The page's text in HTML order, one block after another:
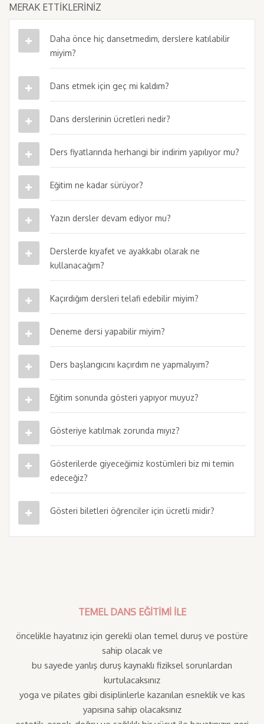
MERAK ETTİKLERİNİZ
Daha önce hiç dansetmedim, derslere katılabilir
miyim?
Dans etmek için geç mi kaldım?
Dans derslerinin ücretleri nedir?
Ders fiyatlarında herhangi bir indirim yapılıyor mu?
Eğitim ne kadar sürüyor?
Yazın dersler devam ediyor mu?
Derslerde kıyafet ve ayakkabı olarak ne
kullanacağım?
Kaçırdığım dersleri telafi edebilir miyim?
Deneme dersi yapabilir miyim?
Ders başlangıcını kaçırdım ne yapmalıyım?
Eğitim sonunda gösteri yapıyor muyuz?
Gösteriye katılmak zorunda mıyız?
Gösterilerde giyeceğimiz kostümleri biz mi temin
edeceğiz?
Gösteri biletleri öğrenciler için ücretli midir?
TEMEL DANS EĞİTİMİ İLE
öncelikle hayatınız için gerekli olan temel duruş ve postüre
sahip olacak ve
bu sayede yanlış duruş kaynaklı fiziksel sorunlardan
kurtulacaksınız
yoga ve pilates gibi disiplinlerle kazanılan esneklik ve kas
yapısına sahip olacaksınız